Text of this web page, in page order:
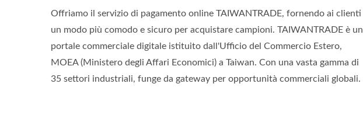
Offriamo il servizio di pagamento online TAIWANTRADE, fornendo ai clienti
un modo più comodo e sicuro per acquistare campioni. TAIWANTRADE è un
portale commerciale digitale istituito dall'Ufficio del Commercio Estero,
MOEA (Ministero degli Affari Economici) a Taiwan. Con una vasta gamma di
35 settori industriali, funge da gateway per opportunità commerciali globali.